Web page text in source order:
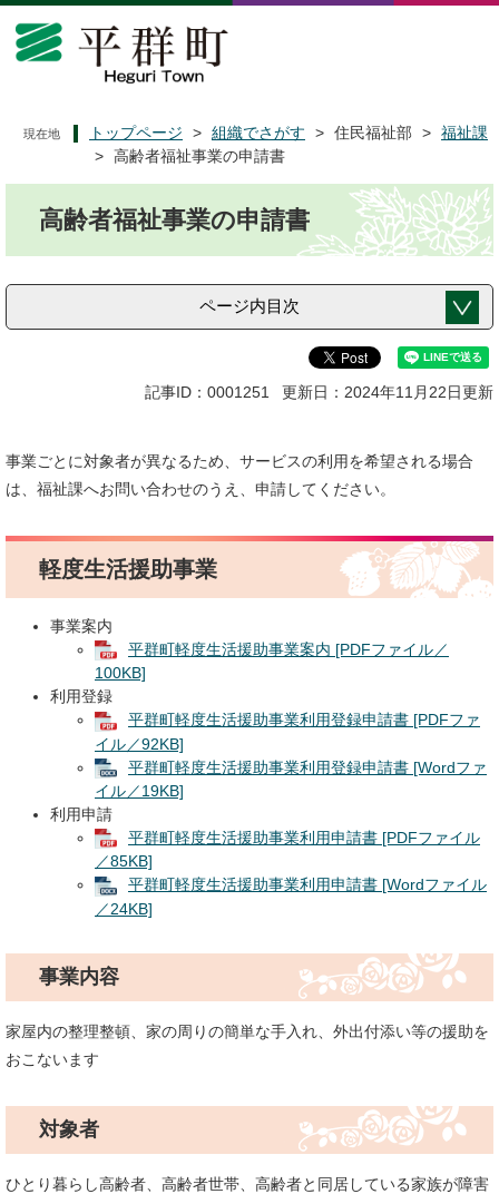
ペ
メ
現在地 トップページ > 組織でさがす > 住民福祉部 > 福祉課
> 高齢者福祉事業の申請書
高齢者福祉事業の申請書
ページ内目次
記事ID：0001251 更新日：2024年11月22日更新
事業ごとに対象者が異なるため、サービスの利用を希望される場合
は、福祉課へお問い合わせのうえ、申請してください。
軽度生活援助事業
事業案内
平群町軽度生活援助事業案内 [PDFファイル／
100KB]
利用登録
平群町軽度生活援助事業利用登録申請書 [PDFファ
イル／92KB]
平群町軽度生活援助事業利用登録申請書 [Wordファ
イル／19KB]
利用申請
平群町軽度生活援助事業利用申請書 [PDFファイル
／85KB]
平群町軽度生活援助事業利用申請書 [Wordファイル
／24KB]
事業内容
家屋内の整理整頓、家の周りの簡単な手入れ、外出付添い等の援助を
おこないます
対象者
ひとり暮らし高齢者、高齢者世帯、高齢者と同居している家族が障害